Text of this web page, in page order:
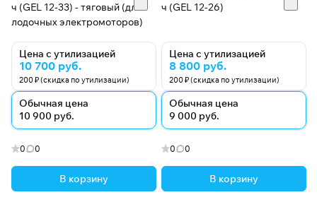
ч (GEL 12-33) - тяговый (для
лодочных электромоторов)
Цена с утилизацией
10 700 руб.
200 ₽ (скидка по утилизации)
Обычная цена
10 900 руб.
0 0
В корзину
ч (GEL 12-26)
Цена с утилизацией
8 800 руб.
200 ₽ (скидка по утилизации)
Обычная цена
9 000 руб.
0 0
В корзину